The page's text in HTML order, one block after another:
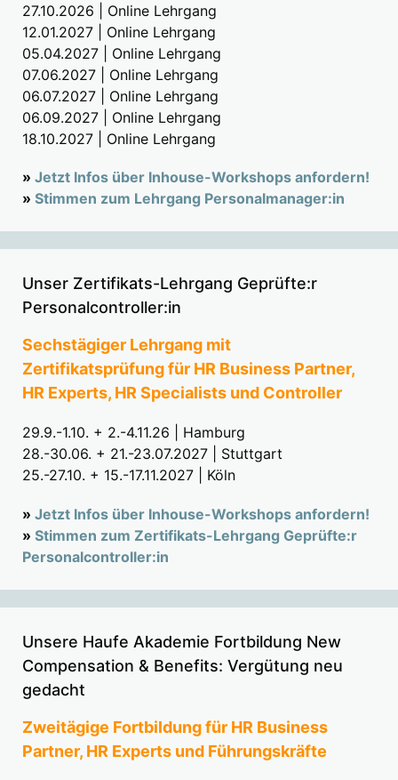
27.10.2026 | Online Lehrgang
12.01.2027 | Online Lehrgang
05.04.2027 | Online Lehrgang
07.06.2027 | Online Lehrgang
06.07.2027 | Online Lehrgang
06.09.2027 | Online Lehrgang
18.10.2027 | Online Lehrgang
» Jetzt Infos über Inhouse-Workshops anfordern!
» Stimmen zum Lehrgang Personalmanager:in
Unser Zertifikats-Lehrgang Geprüfte:r
Personalcontroller:in
Sechstägiger Lehrgang mit
Zertifikatsprüfung für HR Business Partner,
HR Experts, HR Specialists und Controller
29.9.-1.10. + 2.-4.11.26 | Hamburg
28.-30.06. + 21.-23.07.2027 | Stuttgart
25.-27.10. + 15.-17.11.2027 | Köln
» Jetzt Infos über Inhouse-Workshops anfordern!
» Stimmen zum Zertifikats-Lehrgang Geprüfte:r
Personalcontroller:in
Unsere Haufe Akademie Fortbildung New
Compensation & Benefits: Vergütung neu
gedacht
Zweitägige Fortbildung für HR Business
Partner, HR Experts und Führungskräfte